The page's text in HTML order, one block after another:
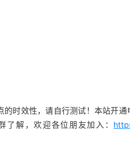
时效性，请自行测试！本站开
了解，欢迎各位朋友加入：